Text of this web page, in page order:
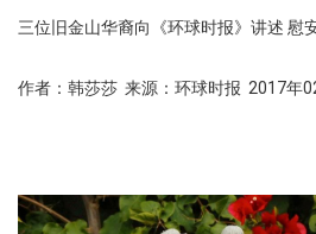
三位旧金山华裔向《环球时报》讲述 慰
作者：韩莎莎 来源：环球时报 2017年